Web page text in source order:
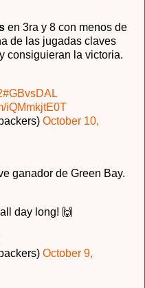
en 3ra y 8 con menos de
de las jugadas claves
consiguieran la victoria.
#GBvsDAL
iQMmkjtE0T
October 10,
ganador de Green Bay.
day long! 🙌
October 9,